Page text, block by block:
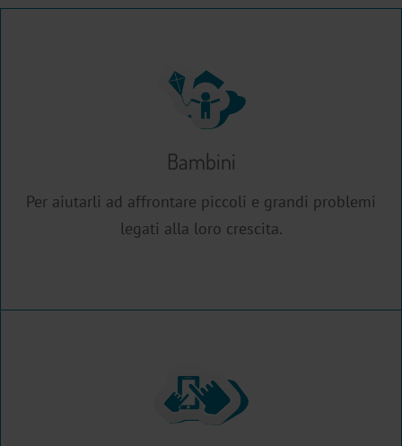
Bambini
Per aiutarli ad affrontare piccoli e grandi problemi
legati alla loro crescita.